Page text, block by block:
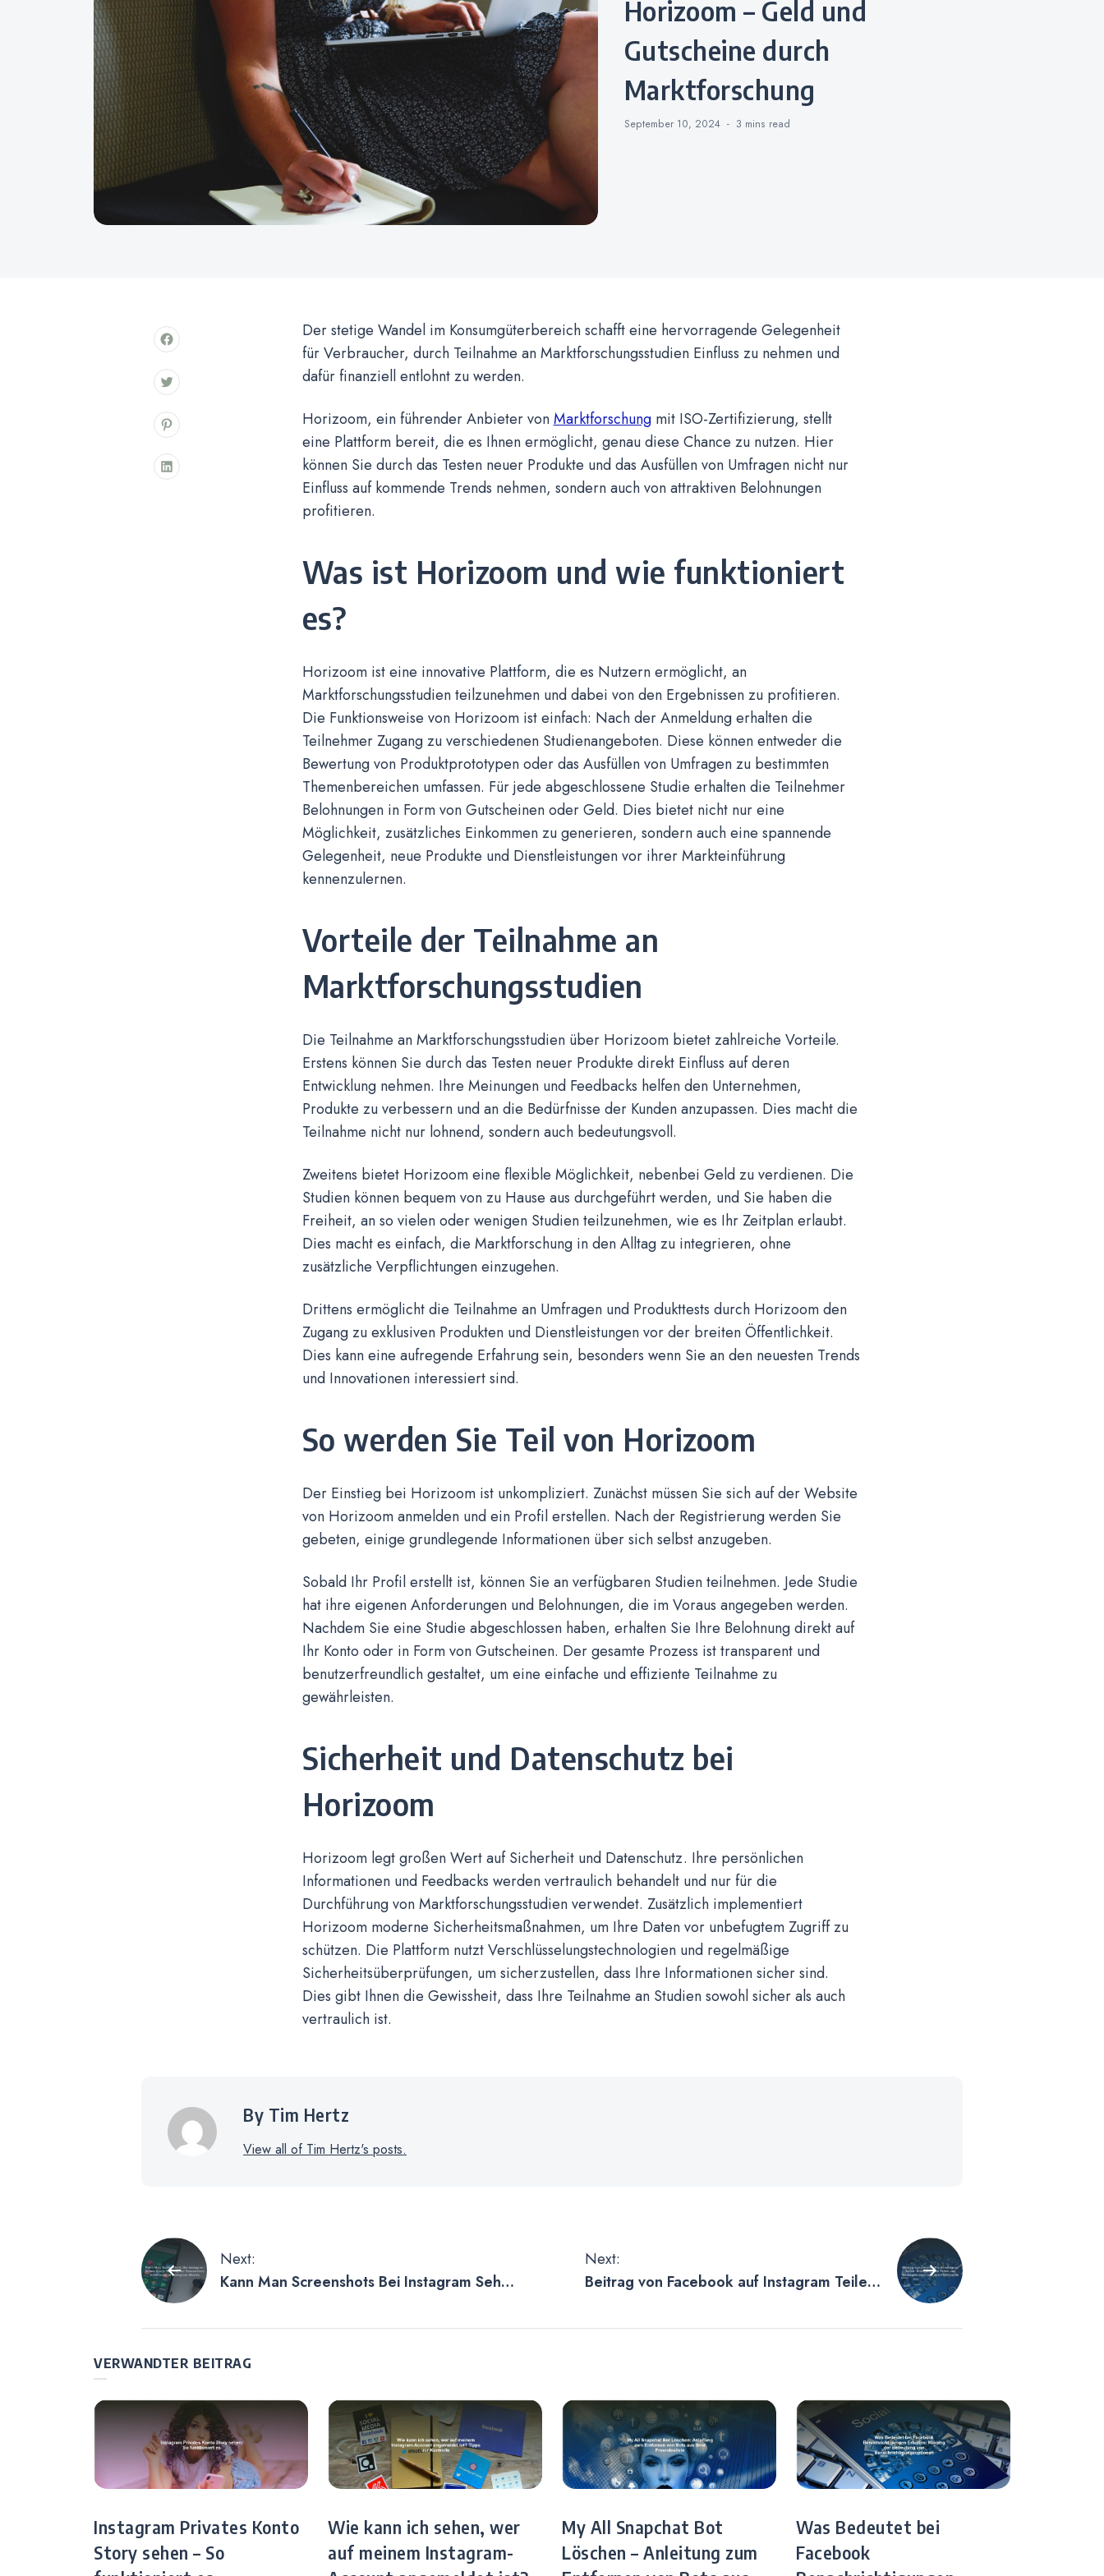
Horizoom – Geld und
Gutscheine durch
Marktforschung
September 10, 2024 3 mins read
Der stetige Wandel im Konsumgüterbereich schafft eine hervorragende Gelegenheit
für Verbraucher, durch Teilnahme an Marktforschungsstudien Einfluss zu nehmen und
dafür finanziell entlohnt zu werden.
Horizoom, ein führender Anbieter vonMarktforschungmit ISO-Zertifizierung, stellt
eine Plattform bereit, die es Ihnen ermöglicht, genau diese Chance zu nutzen. Hier
können Sie durch das Testen neuer Produkte und das Ausfüllen von Umfragen nicht nur
Einfluss auf kommende Trends nehmen, sondern auch von attraktiven Belohnungen
profitieren.
Was ist Horizoom und wie funktioniert
es?
Horizoom ist eine innovative Plattform, die es Nutzern ermöglicht, an
Marktforschungsstudien teilzunehmen und dabei von den Ergebnissen zu profitieren.
Die Funktionsweise von Horizoom ist einfach: Nach der Anmeldung erhalten die
Teilnehmer Zugang zu verschiedenen Studienangeboten. Diese können entweder die
Bewertung von Produktprototypen oder das Ausfüllen von Umfragen zu bestimmten
Themenbereichen umfassen. Für jede abgeschlossene Studie erhalten die Teilnehmer
Belohnungen in Form von Gutscheinen oder Geld. Dies bietet nicht nur eine
Möglichkeit, zusätzliches Einkommen zu generieren, sondern auch eine spannende
Gelegenheit, neue Produkte und Dienstleistungen vor ihrer Markteinführung
kennenzulernen.
Vorteile der Teilnahme an
Marktforschungsstudien
Die Teilnahme an Marktforschungsstudien über Horizoom bietet zahlreiche Vorteile.
Erstens können Sie durch das Testen neuer Produkte direkt Einfluss auf deren
Entwicklung nehmen. Ihre Meinungen und Feedbacks helfen den Unternehmen,
Produkte zu verbessern und an die Bedürfnisse der Kunden anzupassen. Dies macht die
Teilnahme nicht nur lohnend, sondern auch bedeutungsvoll.
Zweitens bietet Horizoom eine flexible Möglichkeit, nebenbei Geld zu verdienen. Die
Studien können bequem von zu Hause aus durchgeführt werden, und Sie haben die
Freiheit, an so vielen oder wenigen Studien teilzunehmen, wie es Ihr Zeitplan erlaubt.
Dies macht es einfach, die Marktforschung in den Alltag zu integrieren, ohne
zusätzliche Verpflichtungen einzugehen.
Drittens ermöglicht die Teilnahme an Umfragen und Produkttests durch Horizoom den
Zugang zu exklusiven Produkten und Dienstleistungen vor der breiten Öffentlichkeit.
Dies kann eine aufregende Erfahrung sein, besonders wenn Sie an den neuesten Trends
und Innovationen interessiert sind.
So werden Sie Teil von Horizoom
Der Einstieg bei Horizoom ist unkompliziert. Zunächst müssen Sie sich auf der Website
von Horizoom anmelden und ein Profil erstellen. Nach der Registrierung werden Sie
gebeten, einige grundlegende Informationen über sich selbst anzugeben.
Sobald Ihr Profil erstellt ist, können Sie an verfügbaren Studien teilnehmen. Jede Studie
hat ihre eigenen Anforderungen und Belohnungen, die im Voraus angegeben werden.
Nachdem Sie eine Studie abgeschlossen haben, erhalten Sie Ihre Belohnung direkt auf
Ihr Konto oder in Form von Gutscheinen. Der gesamte Prozess ist transparent und
benutzerfreundlich gestaltet, um eine einfache und effiziente Teilnahme zu
gewährleisten.
Sicherheit und Datenschutz bei
Horizoom
Horizoom legt großen Wert auf Sicherheit und Datenschutz. Ihre persönlichen
Informationen und Feedbacks werden vertraulich behandelt und nur für die
Durchführung von Marktforschungsstudien verwendet. Zusätzlich implementiert
Horizoom moderne Sicherheitsmaßnahmen, um Ihre Daten vor unbefugtem Zugriff zu
schützen. Die Plattform nutzt Verschlüsselungstechnologien und regelmäßige
Sicherheitsüberprüfungen, um sicherzustellen, dass Ihre Informationen sicher sind.
Dies gibt Ihnen die Gewissheit, dass Ihre Teilnahme an Studien sowohl sicher als auch
vertraulich ist.
By Tim Hertz
View all of Tim Hertz's posts.
Beitragsnavigation
Next:
Kann Man Screenshots Bei Instagram Sehen
in Instagram Stories
Next:
Beitrag von Facebook auf Instagram Teilen
zwischen den Plattformen
VERWANDTER BEITRAG
Instagram Privates Konto
Story sehen – So
Wie kann ich sehen, wer
auf meinem Instagram-
My All Snapchat Bot
Löschen – Anleitung zum
Was Bedeutet bei
Facebook